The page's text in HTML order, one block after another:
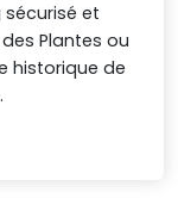
et
Plantes ou
historique de